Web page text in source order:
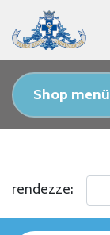
Shop menü
rendezze: